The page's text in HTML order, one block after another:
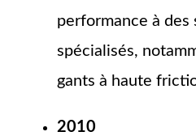
performance à
spécialisés,
gants à haute
2010